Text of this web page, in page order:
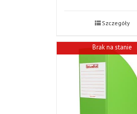
Szczegóły
Brak na stanie